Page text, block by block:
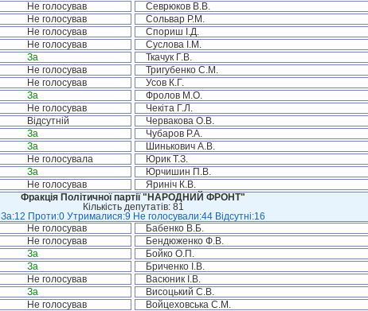
Не голосував Севрюков В.В.
Не голосував Сольвар Р.М.
Не голосував Спориш І.Д.
Не голосував Суслова І.М.
За Ткачук Г.В.
Не голосував Тригубенко С.М.
Не голосував Усов К.Г.
За Фролов М.О.
Не голосував Чекіта Г.Л.
Відсутній Червакова О.В.
За Чубаров Р.А.
За Шинькович А.В.
Не голосувала Юрик Т.З.
За Юрчишин П.В.
Не голосував Яриніч К.В.
Фракція Політичної партії "НАРОДНИЙ ФРОНТ"
Кількість депутатів: 81
За:12 Проти:0 Утрималися:9 Не голосували:44 Відсутні:16
Не голосував Бабенко В.Б.
Не голосував Бендюженко Ф.В.
За Бойко О.П.
За Бриченко І.В.
Не голосував Васюник І.В.
За Висоцький С.В.
Не голосував Войцеховська С.М.